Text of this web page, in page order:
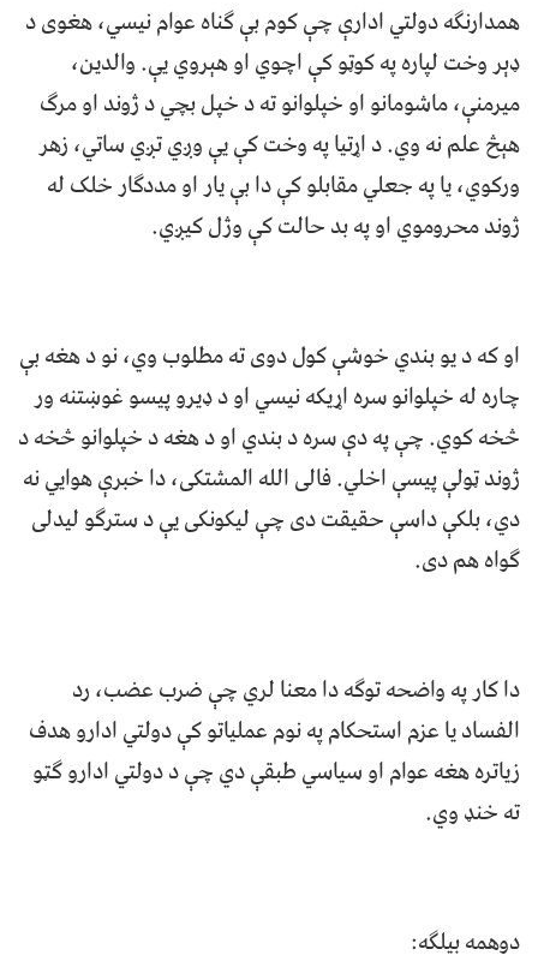
همدارنګه دولتي ادارې چې کوم بې ګناه عوام نیسي، هغوی د
ډېر وخت لپاره په کوټو کې اچوي او هېروي يې. والدین،
میرمنې، ماشومانو او خپلوانو ته د خپل بچي د ژوند او مرګ
هېڅ علم نه وي. د اړتیا په وخت کې یې وږي تږي ساتي، زهر
ورکوي، یا په جعلي مقابلو کې دا بې یار او مددګار خلک له
ژوند محروموي او په بد حالت کې وژل کیږي.
او که د یو بندي خوشې کول دوی ته مطلوب وي، نو د هغه بې
چاره له خپلوانو سره اړیکه نیسي او د ډيرو پیسو غوښتنه ور
څخه کوي. چې په دې سره د بندي او د هغه د خپلوانو څخه د
ژوند ټولې پیسې اخلي. فالی الله المشتکی، دا خبرې هوايي نه
دي، بلکې داسې حقیقت دی چې لیکونکی یې د سترګو لیدلی
ګواه هم دی.
دا کار په واضحه توګه دا معنا لري چې ضرب عضب، رد
الفساد یا عزم استحکام په نوم عملیاتو کې دولتي ادارو هدف
زیاتره هغه عوام او سیاسي طبقې دي چې د دولتي ادارو ګټو
ته خنډ وي.
دوهمه بيلګه: